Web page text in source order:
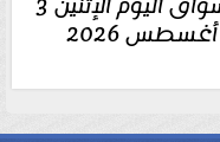
أغسطس 2026